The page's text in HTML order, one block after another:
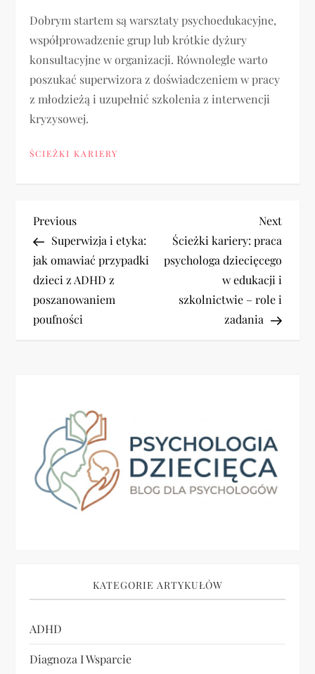
Dobrym startem są warsztaty psychoedukacyjne,
współprowadzenie grup lub krótkie dyżury
konsultacyjne w organizacji. Równolegle warto
poszukać superwizora z doświadczeniem w pracy
z młodzieżą i uzupełnić szkolenia z interwencji
kryzysowej.
ŚCIEŻKI KARIERY
N
a
w
i
a
i
s
u
Previous
Post
Previous
Superwizja i etyka:
jak omawiać przypadki
dzieci z ADHD z
poszanowaniem
poufności
Next
Post
Next
Ścieżki kariery: praca
psychologa dziecięcego
w edukacji i
szkolnictwie – role i
zadania
KATEGORIE ARTYKUŁÓW
ADHD
Diagnoza I Wsparcie